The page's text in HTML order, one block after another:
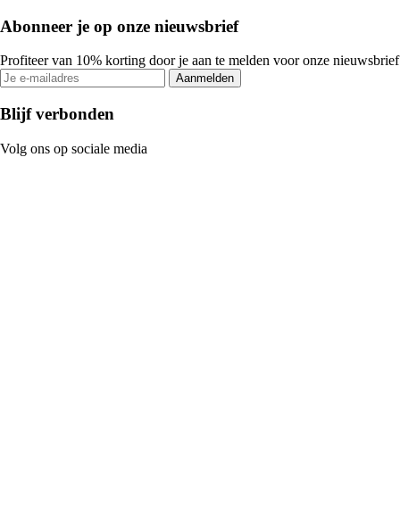
Abonneer je op onze nieuwsbrief
Profiteer van 10% korting door je aan te melden voor onze nieuwsbrief
Aanmelden
Blijf verbonden
Volg ons op sociale media